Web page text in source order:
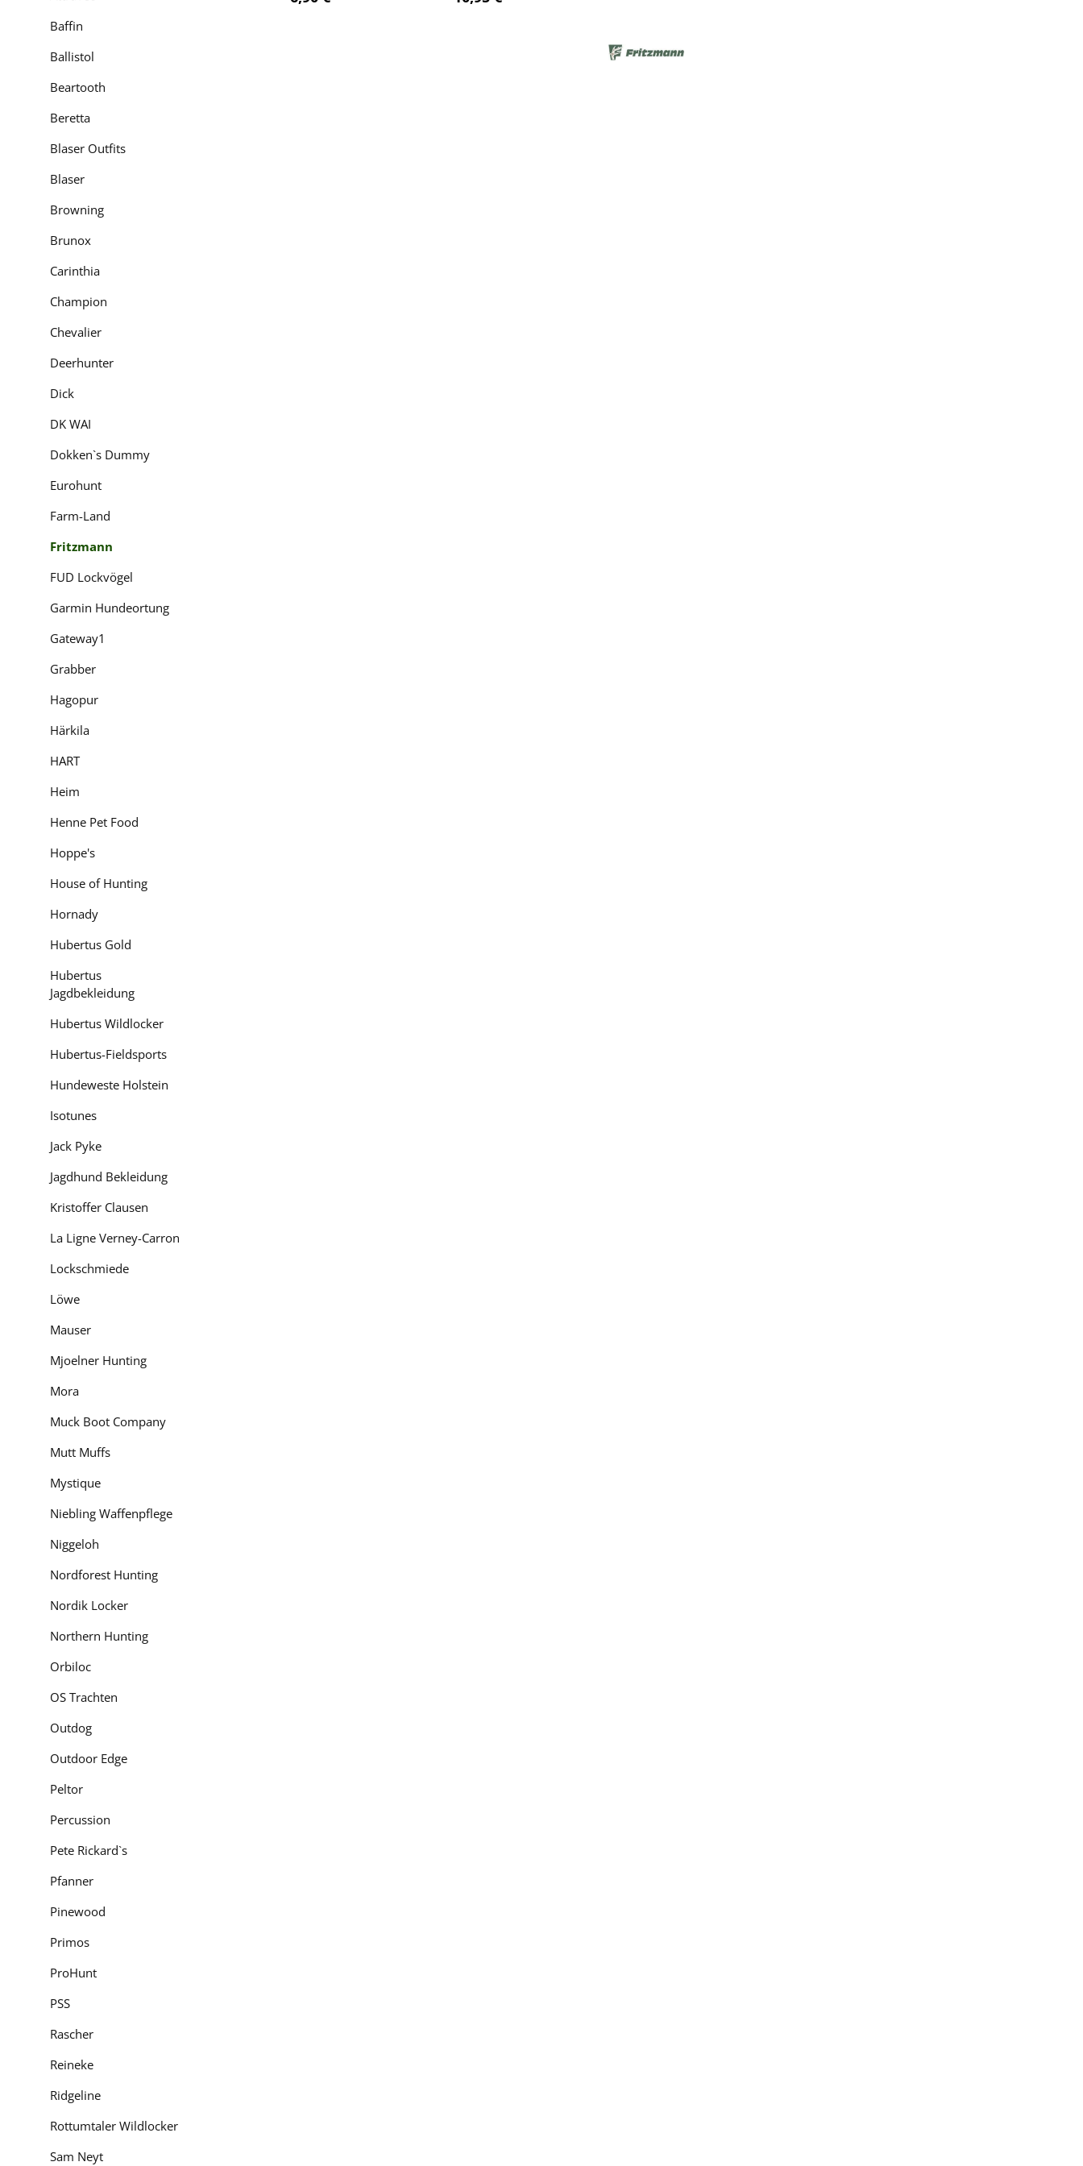
Baffin
Ballistol
Beartooth
Beretta
Blaser Outfits
Blaser
Browning
Brunox
Carinthia
Champion
Chevalier
Deerhunter
Dick
DK WAI
Dokken`s Dummy
Eurohunt
Farm-Land
Fritzmann
FUD Lockvögel
Garmin Hundeortung
Gateway1
Grabber
Hagopur
Härkila
HART
Heim
Henne Pet Food
Hoppe's
House of Hunting
Hornady
Hubertus Gold
Hubertus
Jagdbekleidung
Hubertus Wildlocker
Hubertus-Fieldsports
Hundeweste Holstein
Isotunes
Jack Pyke
Jagdhund Bekleidung
Kristoffer Clausen
La Ligne Verney-Carron
Lockschmiede
Löwe
Mauser
Mjoelner Hunting
Mora
Muck Boot Company
Mutt Muffs
Mystique
Niebling Waffenpflege
Niggeloh
Nordforest Hunting
Nordik Locker
Northern Hunting
Orbiloc
OS Trachten
Outdog
Outdoor Edge
Peltor
Percussion
Pete Rickard`s
Pfanner
Pinewood
Primos
ProHunt
PSS
Rascher
Reineke
Ridgeline
Rottumtaler Wildlocker
Sam Neyt